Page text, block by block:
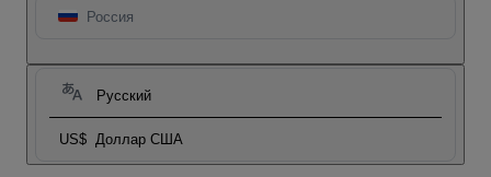
Россия
Русский
US$ Доллар США